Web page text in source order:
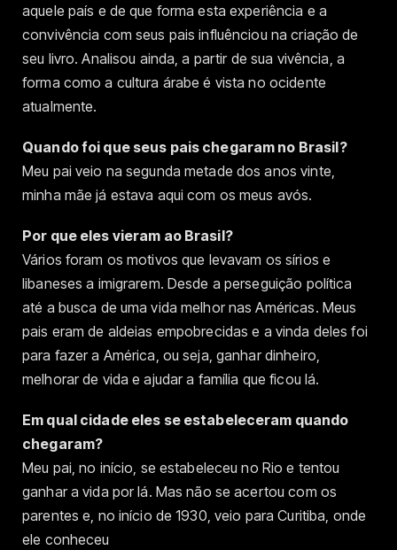
aquele país e de que forma esta experiência e a
convivência com seus pais influênciou na criação de
seu livro. Analisou ainda, a partir de sua vivência, a
forma como a cultura árabe é vista no ocidente
atualmente.
Quando foi que seus pais chegaram no Brasil?
Meu pai veio na segunda metade dos anos vinte,
minha mãe já estava aqui com os meus avós.
Por que eles vieram ao Brasil?
Vários foram os motivos que levavam os sírios e
libaneses a imigrarem. Desde a perseguição política
até a busca de uma vida melhor nas Américas. Meus
pais eram de aldeias empobrecidas e a vinda deles foi
para fazer a América, ou seja, ganhar dinheiro,
melhorar de vida e ajudar a família que ficou lá.
Em qual cidade eles se estabeleceram quando
chegaram?
Meu pai, no início, se estabeleceu no Rio e tentou
ganhar a vida por lá. Mas não se acertou com os
parentes e, no início de 1930, veio para Curitiba, onde
ele conheceu